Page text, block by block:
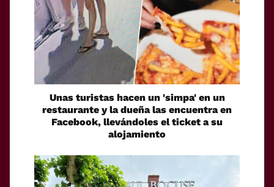
Unas turistas hacen un 'simpa' en un
restaurante y la dueña las encuentra en
Facebook, llevándoles el ticket a su
alojamiento